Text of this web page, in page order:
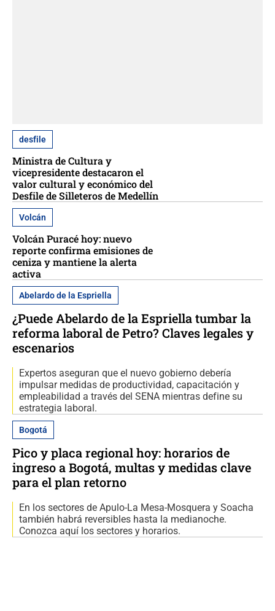
desfile
Ministra de Cultura y
vicepresidente destacaron el
valor cultural y económico del
Desfile de Silleteros de Medellín
Volcán
Volcán Puracé hoy: nuevo
reporte confirma emisiones de
ceniza y mantiene la alerta
activa
Abelardo de la Espriella
¿Puede Abelardo de la Espriella tumbar la
reforma laboral de Petro? Claves legales y
escenarios
Expertos aseguran que el nuevo gobierno debería
impulsar medidas de productividad, capacitación y
empleabilidad a través del SENA mientras define su
estrategia laboral.
Bogotá
Pico y placa regional hoy: horarios de
ingreso a Bogotá, multas y medidas clave
para el plan retorno
En los sectores de Apulo-La Mesa-Mosquera y Soacha
también habrá reversibles hasta la medianoche.
Conozca aquí los sectores y horarios.